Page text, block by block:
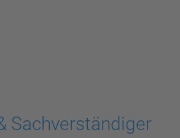
Sachverständiger